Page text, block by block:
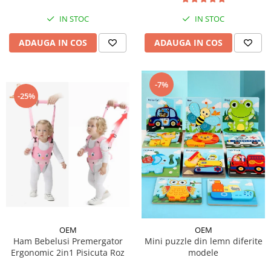
IN STOC
ADAUGA IN COS
IN STOC
ADAUGA IN COS
-25%
OEM
Ham Bebelusi Premergator
Ergonomic 2in1 Pisicuta Roz
-7%
OEM
Mini puzzle din lemn diferite
modele